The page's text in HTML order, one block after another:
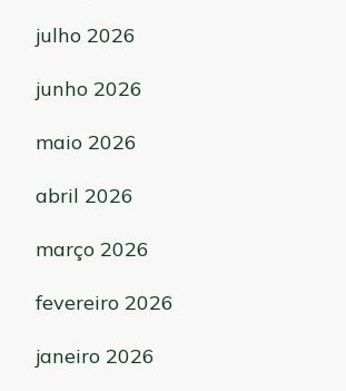
julho 2026
junho 2026
maio 2026
abril 2026
março 2026
fevereiro 2026
janeiro 2026